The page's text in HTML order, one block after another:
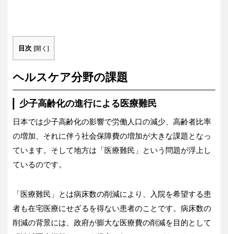
目次 [開く ]
ヘルスケア分野の課題
少子高齢化の進行による医療難民
日本では少子高齢化の影響で労働人口の減少、高齢者比率
の増加、それに伴う社会保障費の増加が大きな課題となっ
ています。そして地方は「医療難民」という問題が浮上し
ているのです。
「医療難民」とは病床数の削減により、入院を希望する患
者も在宅医療にせざるを得ない患者のことです。病床数の
削減の背景には、政府が膨大な医療費の削減を目的として